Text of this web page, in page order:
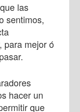
las
sentimos,
para mejor ó
hacer un
que